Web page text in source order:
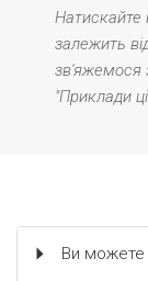
Натискайте
залежить
зв'яжемося
"Приклади
Ви можете